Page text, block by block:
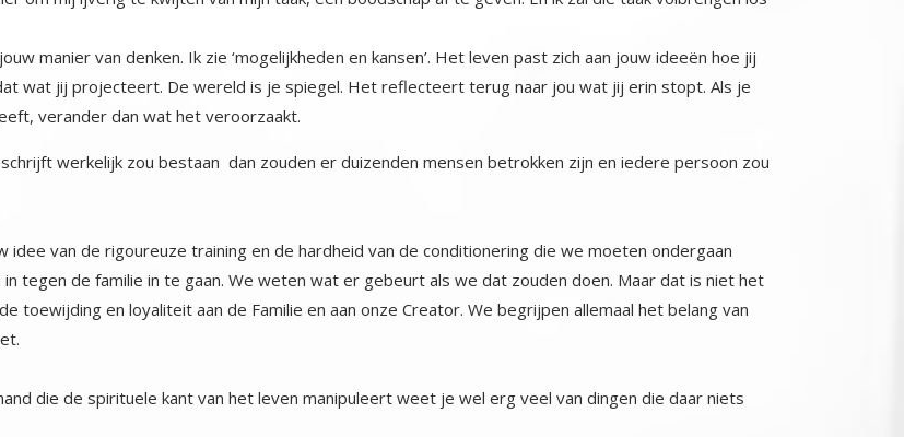
manier van denken. Ik zie ‘mogelijkheden en kansen’. Het leven past zich aan jouw ideeën hoe jij
wat jij projecteert. De wereld is je spiegel. Het reflecteert terug naar jou wat jij erin stopt. Als je
verander dan wat het veroorzaakt.
werkelijk zou bestaan dan zouden er duizenden mensen betrokken zijn en iedere persoon zou
idee van de rigoureuze training en de hardheid van de conditionering die we moeten ondergaan
de familie in te gaan. We weten wat er gebeurt als we dat zouden doen. Maar dat is niet het
en loyaliteit aan de Familie en aan onze Creator. We begrijpen allemaal het belang van
die de spirituele kant van het leven manipuleert weet je wel erg veel van dingen die daar niets